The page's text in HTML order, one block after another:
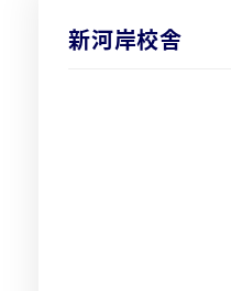
新河岸校舎